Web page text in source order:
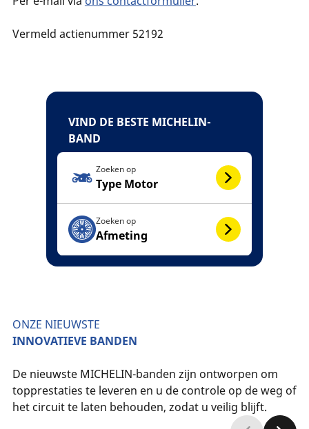
Vermeld actienummer 52192
VIND DE BESTE MICHELIN-
BAND
Zoeken op
Type Motor
Zoeken op
Afmeting
ONZE NIEUWSTE
INNOVATIEVE BANDEN
De nieuwste MICHELIN-banden zijn ontworpen om
topprestaties te leveren en u de controle op de weg of
het circuit te laten behouden, zodat u veilig blijft.